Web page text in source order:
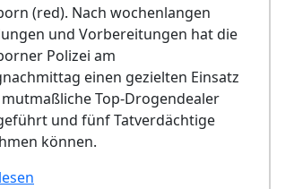
(red). Nach wochenlangen
und Vorbereitungen hat die
Polizei am
einen gezielten Einsatz
Top-Drogendealer
und fünf Tatverdächtige
können.